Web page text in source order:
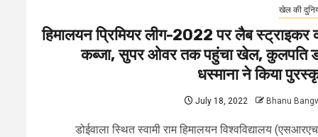
खेल की
हिमालयन प्रिमियर लीग-2022 पर लैब स्ट्राइकर
कब्जा, सुपर ओवर तक पहुंचा खेल, कुलपति
धस्माना ने किया
July 18, 2022 Bhanu
डोईवाला स्थित स्वामी राम हिमालयन विश्वविद्यालय